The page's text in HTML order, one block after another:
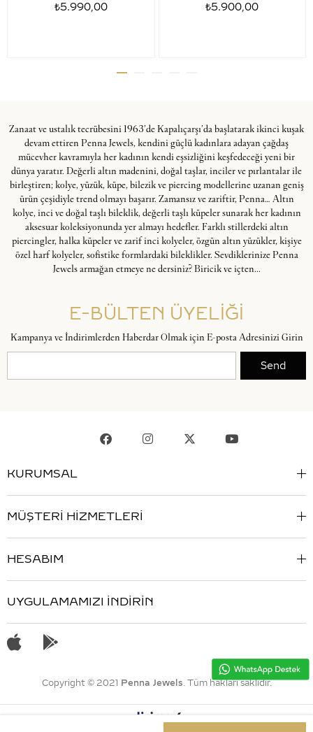
₺5.990,00 ₺5.900,00
Zanaat ve ustalık tecrübesini 1963’de Kapalıçarşı’da başlatarak ikinci kuşak
devam ettiren Penna Jewels, kendini güçlü kadınlara adayan çağdaş
mücevher kavramıyla her kadının kendi eşsizliğini keşfedeceği yeni bir
dünya yaratır. Değerli altın madenini, doğal taşlar, inciler ve pırlantalar ile
birleştiren; kolye, yüzük, küpe, bilezik ve piercing modellerine uzanan geniş
ürün çeşidiyle trend olmayı başarır. Zamansız ve zariftir, Penna… Altın
kolye, inci ve doğal taşlı bileklik, değerli taşlı küpeler sunarak her kadının
aksesuar koleksiyonunda yer almayı hedefler. Farklı stillerdeki altın
piercingler, halka küpeler ve zarif inci kolyeler, özgün altın yüzükler, kişiye
özel harf kolyeler, sofistike formlardaki bileklikler. Sevdiklerinize Penna
Jewels armağan etmeye ne dersiniz? Biricik ve içten...
E-BÜLTEN ÜYELİĞİ
Kampanya ve İndirimlerden Haberdar Olmak için E-posta Adresinizi Girin
Send
KURUMSAL
MÜŞTERİ HİZMETLERİ
HESABIM
UYGULAMAMIZI İNDİRİN
Copyright © 2021 Penna Jewels. Tüm hakları saklıdır.